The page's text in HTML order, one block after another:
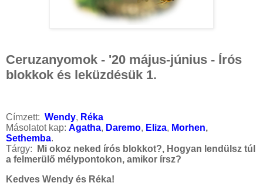
Ceruzanyomok - '20 május-június - Írós
blokkok és leküzdésük 1.
Címzett: Wendy, Réka
Másolatot kap: Agatha, Daremo, Eliza, Morhen,
Sethemba.
Tárgy:
Mi okoz neked írós blokkot?, Hogyan lendülsz túl
a felmerülő mélypontokon, amikor írsz?
Kedves Wendy és Réka!